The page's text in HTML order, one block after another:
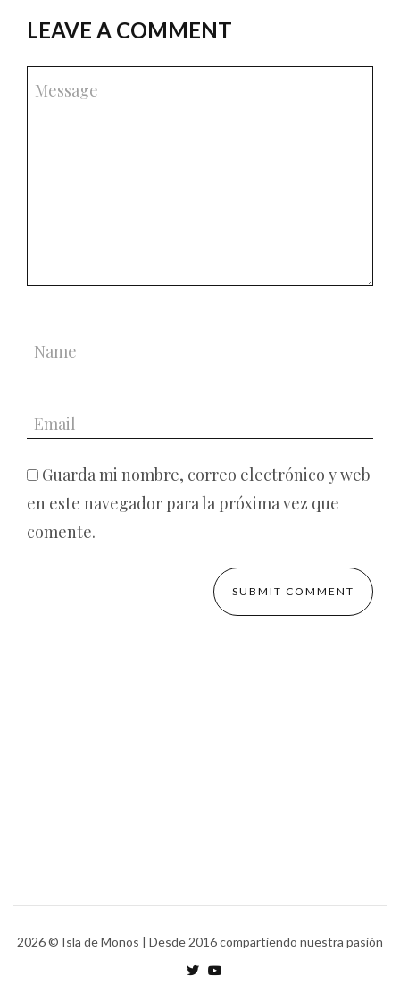
LEAVE A COMMENT
Guarda mi nombre, correo electrónico y web
en este navegador para la próxima vez que
comente.
2026© Isla de Monos | Desde 2016 compartiendo nuestra pasión